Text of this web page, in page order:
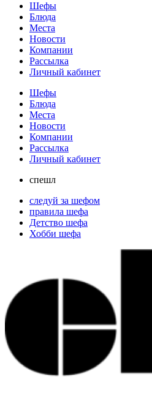
Шефы
Блюда
Места
Новости
Компании
Рассылка
Личный кабинет
Шефы
Блюда
Места
Новости
Компании
Рассылка
Личный кабинет
спешл
следуй за шефом
правила шефа
Детство шефа
Хобби шефа